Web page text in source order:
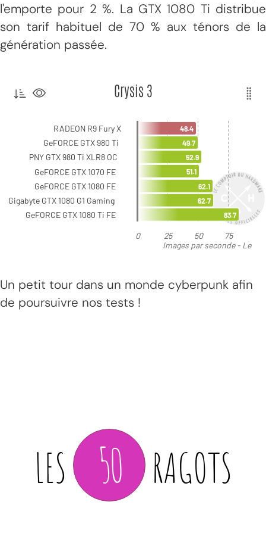
l'emporte pour 2 %. La GTX 1080 Ti distribue
son tarif habituel de 70 % aux ténors de la
génération passée.
Un petit tour dans un monde cyberpunk afin
de poursuivre nos tests !
LES 50 RAGOTS